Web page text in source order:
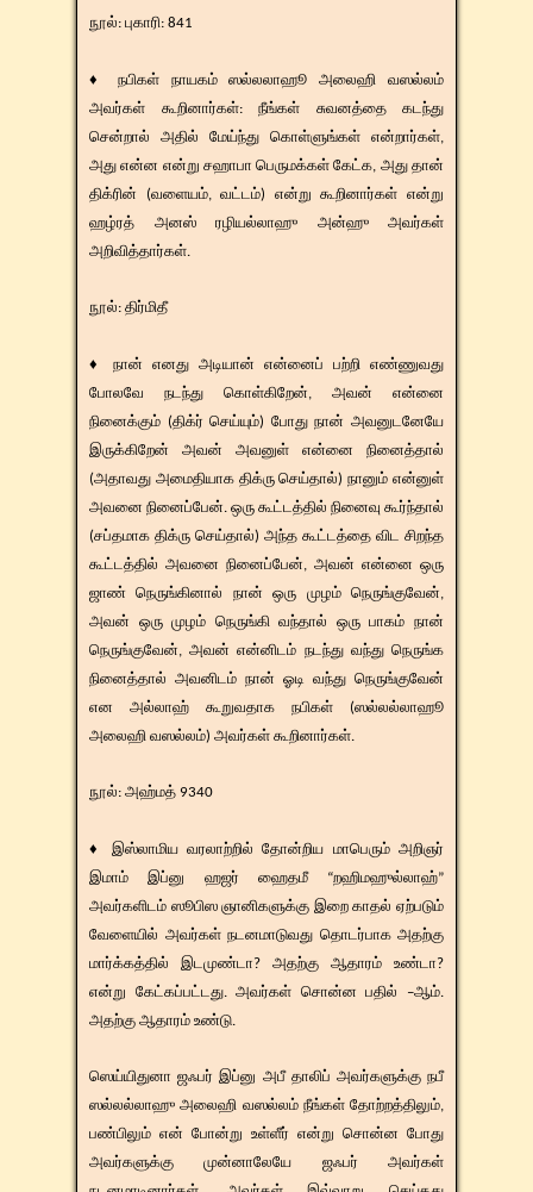
நூல்: புகாரி: 841
♦ நபிகள் நாயகம் ஸல்லலாஹூ அலைஹி வஸல்லம்
அவர்கள் கூறினார்கள்: நீங்கள் சுவனத்தை கடந்து
சென்றால் அதில் மேய்ந்து கொள்ளுங்கள் என்றார்கள்,
அது என்ன என்று சஹாபா பெருமக்கள் கேட்க, அது தான்
திக்ரின் (வளையம், வட்டம்) என்று கூறினார்கள் என்று
ஹழ்ரத் அனஸ் ரழியல்லாஹு அன்ஹு அவர்கள்
அறிவித்தார்கள்.
​​நூல்: திர்மிதீ
♦ நான் எனது அடியான் என்னைப் பற்றி எண்ணுவது
போலவே நடந்து கொள்கிறேன், அவன் என்னை
நினைக்கும் (திக்ர் செய்யும்) போது நான் அவனுடனேயே
இருக்கிறேன் அவன் அவனுள் என்னை நினைத்தால்
(அதாவது அமைதியாக திக்ரு செய்தால்) நானும் என்னுள்
அவனை நினைப்பேன். ஒரு கூட்டத்தில் நினைவு கூர்ந்தால்
(சப்தமாக திக்ரு செய்தால்) அந்த கூட்டத்தை விட சிறந்த
கூட்டத்தில் அவனை நினைப்பேன், அவன் என்னை ஒரு
ஜாண் நெருங்கினால் நான் ஒரு முழம் நெருங்குவேன்,
அவன் ஒரு முழம் நெருங்கி வந்தால் ஒரு பாகம் நான்
நெருங்குவேன், அவன் என்னிடம் நடந்து வந்து நெருங்க
நினைத்தால் அவனிடம் நான் ஓடி வந்து நெருங்குவேன்
என அல்லாஹ் கூறுவதாக நபிகள் (ஸல்லல்லாஹூ
அலைஹி வஸல்லம்) அவர்கள் கூறினார்கள்.
​​நூல்: அஹ்மத் 9340
♦ இஸ்லாமிய வரலாற்றில் தோன்றிய மாபெரும் அறிஞர்
இமாம் இப்னு ஹஜர் ஹைதமீ “றஹிமஹுல்லாஹ்”
அவர்களிடம் ஸூபிஸ ஞானிகளுக்கு இறை காதல் ஏற்படும்
வேளையில் அவர்கள் நடனமாடுவது தொடர்பாக அதற்கு
மார்க்கத்தில் இடமுண்டா? அதற்கு ஆதாரம் உண்டா?
என்று கேட்கப்பட்டது. அவர்கள் சொன்ன பதில் –ஆம்.
அதற்கு ஆதாரம் உண்டு.
​​ஸெய்யிதுனா ஜஃபர் இப்னு அபீ தாலிப் அவர்களுக்கு நபீ
ஸல்லல்லாஹு அலைஹி வஸல்லம் நீங்கள் தோற்றத்திலும்,
பண்பிலும் என் போன்று உள்ளீர் என்று சொன்ன போது
அவர்களுக்கு முன்னாலேயே ஜஃபர் அவர்கள்